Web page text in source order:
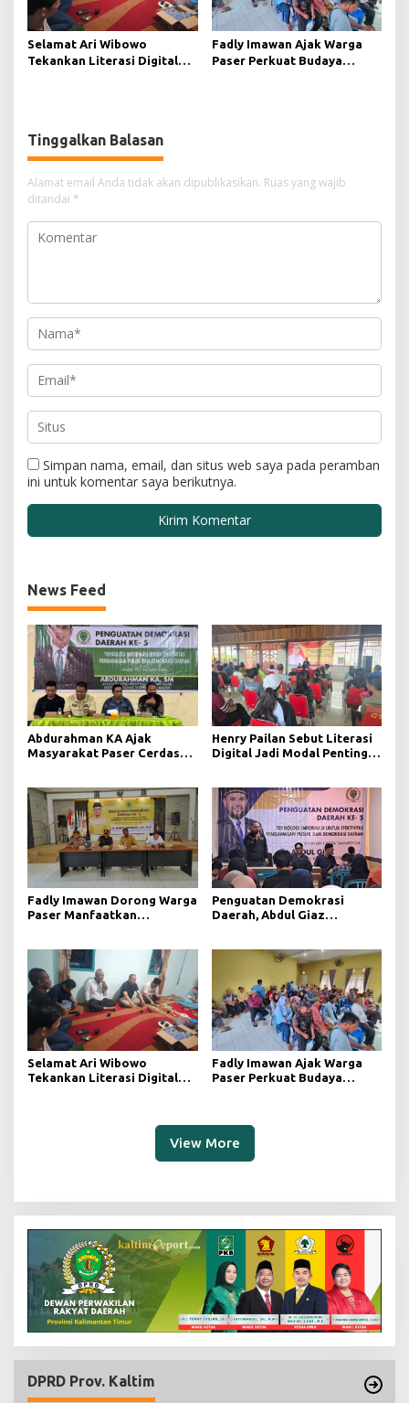
Selamat Ari Wibowo
Tekankan Literasi Digital
Fadly Imawan Ajak Warga
Paser Perkuat Budaya
Tinggalkan Balasan
Alamat email Anda tidak akan dipublikasikan. Ruas yang wajib
ditandai *
Simpan nama, email, dan situs web saya pada peramban
ini untuk komentar saya berikutnya.
News Feed
Abdurahman KA Ajak
Masyarakat Paser Cerdas
Henry Pailan Sebut Literasi
Digital Jadi Modal Penting
Fadly Imawan Dorong Warga
Paser Manfaatkan
Pemerintahan
Penguatan Demokrasi
Daerah, Abdul Giaz
Selamat Ari Wibowo
Tekankan Literasi Digital
Fadly Imawan Ajak Warga
Paser Perkuat Budaya
View More
DPRD Prov. Kaltim